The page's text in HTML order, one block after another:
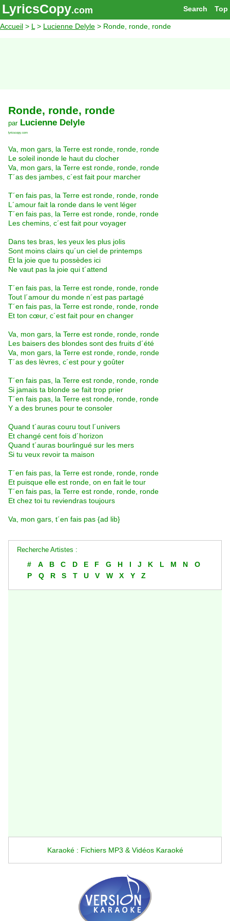
Top
Search
LyricsCopy.com
Accueil > L > Lucienne Delyle > Ronde, ronde, ronde
Ronde, ronde, ronde
par Lucienne Delyle
lyricscopy.com
Va, mon gars, la Terre est ronde, ronde, ronde
Le soleil inonde le haut du clocher
Va, mon gars, la Terre est ronde, ronde, ronde
T´as des jambes, c´est fait pour marcher
T´en fais pas, la Terre est ronde, ronde, ronde
L´amour fait la ronde dans le vent léger
T´en fais pas, la Terre est ronde, ronde, ronde
Les chemins, c´est fait pour voyager
Dans tes bras, les yeux les plus jolis
Sont moins clairs qu´un ciel de printemps
Et la joie que tu possèdes ici
Ne vaut pas la joie qui t´attend
T´en fais pas, la Terre est ronde, ronde, ronde
Tout l´amour du monde n´est pas partagé
T´en fais pas, la Terre est ronde, ronde, ronde
Et ton cœur, c´est fait pour en changer
Va, mon gars, la Terre est ronde, ronde, ronde
Les baisers des blondes sont des fruits d´été
Va, mon gars, la Terre est ronde, ronde, ronde
T´as des lèvres, c´est pour y goûter
T´en fais pas, la Terre est ronde, ronde, ronde
Si jamais ta blonde se fait trop prier
T´en fais pas, la Terre est ronde, ronde, ronde
Y a des brunes pour te consoler
Quand t´auras couru tout l´univers
Et changé cent fois d´horizon
Quand t´auras bourlingué sur les mers
Si tu veux revoir ta maison
T´en fais pas, la Terre est ronde, ronde, ronde
Et puisque elle est ronde, on en fait le tour
T´en fais pas, la Terre est ronde, ronde, ronde
Et chez toi tu reviendras toujours
Va, mon gars, t´en fais pas {ad lib}
Recherche Artistes :
# A B C D E F G H I J K L M N
O
P
Q R S T U V W X Y Z
Karaoké : Fichiers MP3 & Vidéos Karaoké